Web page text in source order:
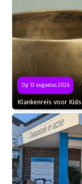
Op 13 augustus 2026
Klankenreis voor